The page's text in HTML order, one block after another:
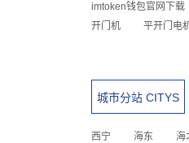
imtoken钱包官网下载
开门机
平开门电
城市分站 CITYS
西宁 海东 海